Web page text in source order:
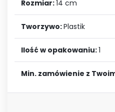
Rozmiar:14 cm
Tworzywo:Plastik
Ilość w opakowaniu:1
Min. zamówienie z